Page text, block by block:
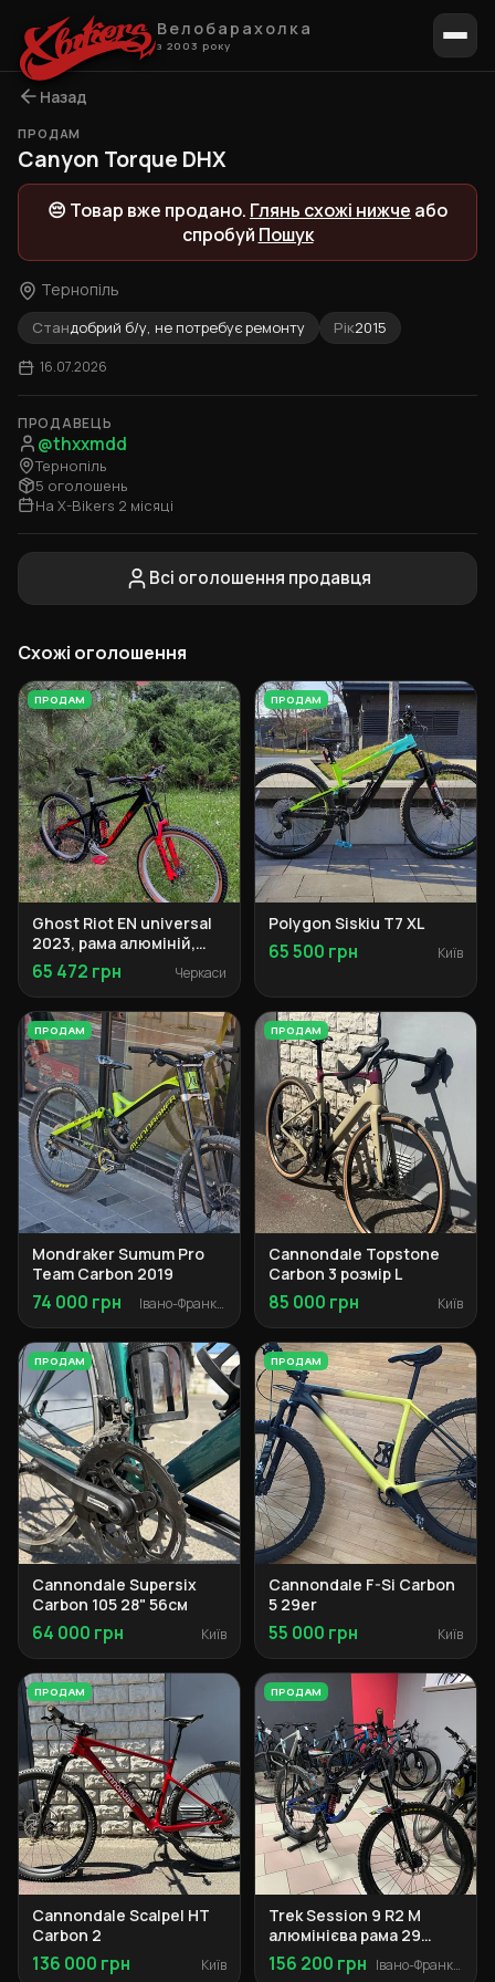
Велобарахолка
з 2003 року
Назад
ПРОДАМ
Canyon Torque DHX
😔 Товар вже продано. Глянь схожі нижче або
спробуй Пошук
Тернопіль
Стандобрий б/у, не потребує ремонту Рік2015
16.07.2026
ПРОДАВЕЦЬ
@thxxmdd
Тернопіль
5 оголошень
На X-Bikers 2 місяці
Всі оголошення продавця
Схожі оголошення
ПРОДАМ
Ghost Riot EN universal
2023, рама алюміній,
розмір M
65 472 грн Черкаси
ПРОДАМ
Polygon Siskiu T7 XL
65 500 грн Київ
ПРОДАМ
Mondraker Sumum Pro
Team Carbon 2019
74 000 грн Івано-Франківськ
ПРОДАМ
Cannondale Topstone
Carbon 3 розмір L
85 000 грн Київ
ПРОДАМ
Cannondale Supersix
Carbon 105 28" 56см
64 000 грн Київ
ПРОДАМ
Cannondale F-Si Carbon
5 29er
55 000 грн Київ
ПРОДАМ
Cannondale Scalpel HT
Carbon 2
136 000 грн Київ
ПРОДАМ
Trek Session 9 R2 M
алюмінієва рама 29
колеса
156 200 грн Івано-Франківськ